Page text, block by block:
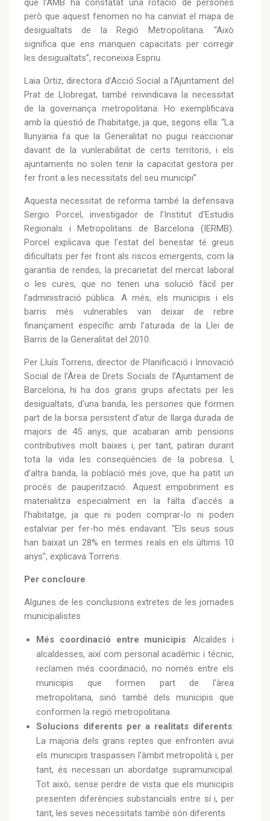
que l’AMB ha constatat una rotació de persones
però que aquest fenomen no ha canviat el mapa de
desigualtats de la Regió Metropolitana. “Això
significa que ens manquen capacitats per corregir
les desigualtats”, reconeixia Espriu.
Laia Ortiz, directora d’Acció Social a l’Ajuntament del
Prat de Llobregat, també reivindicava la necessitat
de la governança metropolitana. Ho exemplificava
amb la qüestió de l’habitatge, ja que, segons ella: “La
llunyania fa que la Generalitat no pugui reaccionar
davant de la vunlerabilitat de certs territoris, i els
ajuntaments no solen tenir la capacitat gestora per
fer front a les necessitats del seu municipi”.
Aquesta necessitat de reforma també la defensava
Sergio Porcel, investigador de l’Institut d’Estudis
Regionals i Metropolitans de Barcelona (IERMB).
Porcel explicava que l’estat del benestar té greus
dificultats per fer front als riscos emergents, com la
garantia de rendes, la precarietat del mercat laboral
o les cures, que no tenen una solució fàcil per
l’administració pública. A més, els municipis i els
barris més vulnerables van deixar de rebre
finançament específic amb l’aturada de la Llei de
Barris de la Generalitat del 2010.
Per Lluís Torrens, director de Planificació i Innovació
Social de l’Àrea de Drets Socials de l’Ajuntament de
Barcelona, hi ha dos grans grups afectats per les
desigualtats, d’una banda, les persones que formen
part de la borsa persistent d’atur de llarga durada de
majors de 45 anys, que acabaran amb pensions
contributives molt baixes i, per tant, patiran durant
tota la vida les conseqüències de la pobresa. I,
d’altra banda, la població més jove, que ha patit un
procés de pauperització. Aquest empobriment es
materialitza especialment en la falta d’accés a
l’habitatge, ja que ni poden comprar-lo ni poden
estalviar per fer-ho més endavant. “Els seus sous
han baixat un 28% en termes reals en els últims 10
anys”, explicava Torrens.
Per concloure
Algunes de les conclusions extretes de les jornades
municipalistes
Més coordinació entre municipis: Alcaldes i
alcaldesses, així com personal acadèmic i tècnic,
reclamen més coordinació, no només entre els
municipis que formen part de l'àrea
metropolitana, sinó també dels municipis que
conformen la regió metropolitana.
Solucions diferents per a realitats diferents:
La majoria dels grans reptes que enfronten avui
els municipis traspassen l'àmbit metropolità i, per
tant, és necessari un abordatge supramunicipal.
Tot això, sense perdre de vista que els municipis
presenten diferències substancials entre sí i, per
tant, les seves necessitats també són diferents